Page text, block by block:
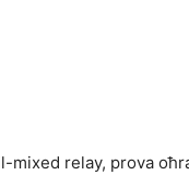
mixed relay, prova